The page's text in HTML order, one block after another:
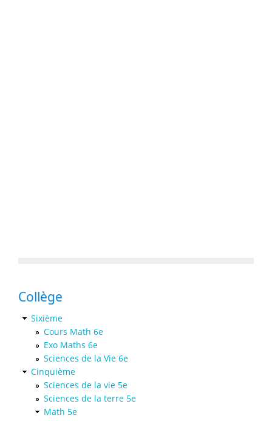
Collège
Sixième
Cours Math 6e
Exo Maths 6e
Sciences de la Vie 6e
Cinquième
Sciences de la vie 5e
Sciences de la terre 5e
Math 5e